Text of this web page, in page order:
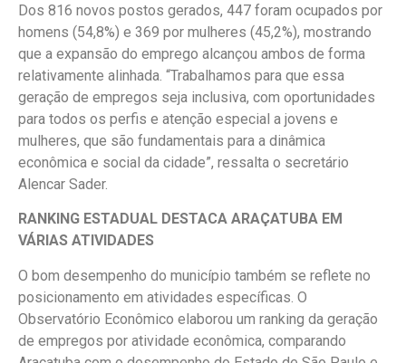
Dos 816 novos postos gerados, 447 foram ocupados por
homens (54,8%) e 369 por mulheres (45,2%), mostrando
que a expansão do emprego alcançou ambos de forma
relativamente alinhada. “Trabalhamos para que essa
geração de empregos seja inclusiva, com oportunidades
para todos os perfis e atenção especial a jovens e
mulheres, que são fundamentais para a dinâmica
econômica e social da cidade”, ressalta o secretário
Alencar Sader.
RANKING ESTADUAL DESTACA ARAÇATUBA EM
VÁRIAS ATIVIDADES
O bom desempenho do município também se reflete no
posicionamento em atividades específicas. O
Observatório Econômico elaborou um ranking da geração
de empregos por atividade econômica, comparando